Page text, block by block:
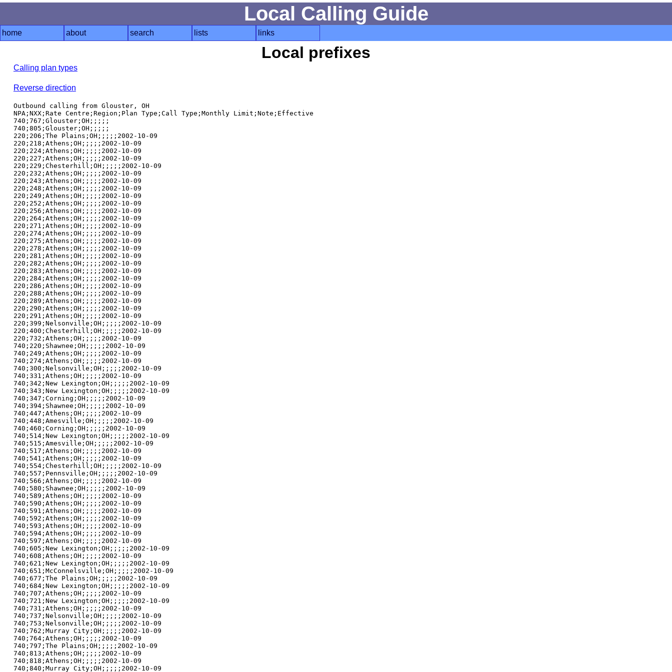
Local Calling Guide
home about search lists links
Local prefixes
Calling plan types
Reverse direction
Outbound calling from Glouster, OH
NPA;NXX;Rate Centre;Region;Plan Type;Call Type;Monthly Limit;Note;Effective
740;767;Glouster;OH;;;;;
740;805;Glouster;OH;;;;;
220;206;The Plains;OH;;;;;2002-10-09
220;218;Athens;OH;;;;;2002-10-09
220;224;Athens;OH;;;;;2002-10-09
220;227;Athens;OH;;;;;2002-10-09
220;229;Chesterhill;OH;;;;;2002-10-09
220;232;Athens;OH;;;;;2002-10-09
220;243;Athens;OH;;;;;2002-10-09
220;248;Athens;OH;;;;;2002-10-09
220;249;Athens;OH;;;;;2002-10-09
220;252;Athens;OH;;;;;2002-10-09
220;256;Athens;OH;;;;;2002-10-09
220;264;Athens;OH;;;;;2002-10-09
220;271;Athens;OH;;;;;2002-10-09
220;274;Athens;OH;;;;;2002-10-09
220;275;Athens;OH;;;;;2002-10-09
220;278;Athens;OH;;;;;2002-10-09
220;281;Athens;OH;;;;;2002-10-09
220;282;Athens;OH;;;;;2002-10-09
220;283;Athens;OH;;;;;2002-10-09
220;284;Athens;OH;;;;;2002-10-09
220;286;Athens;OH;;;;;2002-10-09
220;288;Athens;OH;;;;;2002-10-09
220;289;Athens;OH;;;;;2002-10-09
220;290;Athens;OH;;;;;2002-10-09
220;291;Athens;OH;;;;;2002-10-09
220;399;Nelsonville;OH;;;;;2002-10-09
220;400;Chesterhill;OH;;;;;2002-10-09
220;732;Athens;OH;;;;;2002-10-09
740;220;Shawnee;OH;;;;;2002-10-09
740;249;Athens;OH;;;;;2002-10-09
740;274;Athens;OH;;;;;2002-10-09
740;300;Nelsonville;OH;;;;;2002-10-09
740;331;Athens;OH;;;;;2002-10-09
740;342;New Lexington;OH;;;;;2002-10-09
740;343;New Lexington;OH;;;;;2002-10-09
740;347;Corning;OH;;;;;2002-10-09
740;394;Shawnee;OH;;;;;2002-10-09
740;447;Athens;OH;;;;;2002-10-09
740;448;Amesville;OH;;;;;2002-10-09
740;460;Corning;OH;;;;;2002-10-09
740;514;New Lexington;OH;;;;;2002-10-09
740;515;Amesville;OH;;;;;2002-10-09
740;517;Athens;OH;;;;;2002-10-09
740;541;Athens;OH;;;;;2002-10-09
740;554;Chesterhill;OH;;;;;2002-10-09
740;557;Pennsville;OH;;;;;2002-10-09
740;566;Athens;OH;;;;;2002-10-09
740;580;Shawnee;OH;;;;;2002-10-09
740;589;Athens;OH;;;;;2002-10-09
740;590;Athens;OH;;;;;2002-10-09
740;591;Athens;OH;;;;;2002-10-09
740;592;Athens;OH;;;;;2002-10-09
740;593;Athens;OH;;;;;2002-10-09
740;594;Athens;OH;;;;;2002-10-09
740;597;Athens;OH;;;;;2002-10-09
740;605;New Lexington;OH;;;;;2002-10-09
740;608;Athens;OH;;;;;2002-10-09
740;621;New Lexington;OH;;;;;2002-10-09
740;651;McConnelsville;OH;;;;;2002-10-09
740;677;The Plains;OH;;;;;2002-10-09
740;684;New Lexington;OH;;;;;2002-10-09
740;707;Athens;OH;;;;;2002-10-09
740;721;New Lexington;OH;;;;;2002-10-09
740;731;Athens;OH;;;;;2002-10-09
740;737;Nelsonville;OH;;;;;2002-10-09
740;753;Nelsonville;OH;;;;;2002-10-09
740;762;Murray City;OH;;;;;2002-10-09
740;764;Athens;OH;;;;;2002-10-09
740;797;The Plains;OH;;;;;2002-10-09
740;813;Athens;OH;;;;;2002-10-09
740;818;Athens;OH;;;;;2002-10-09
740;840;Murray City;OH;;;;;2002-10-09